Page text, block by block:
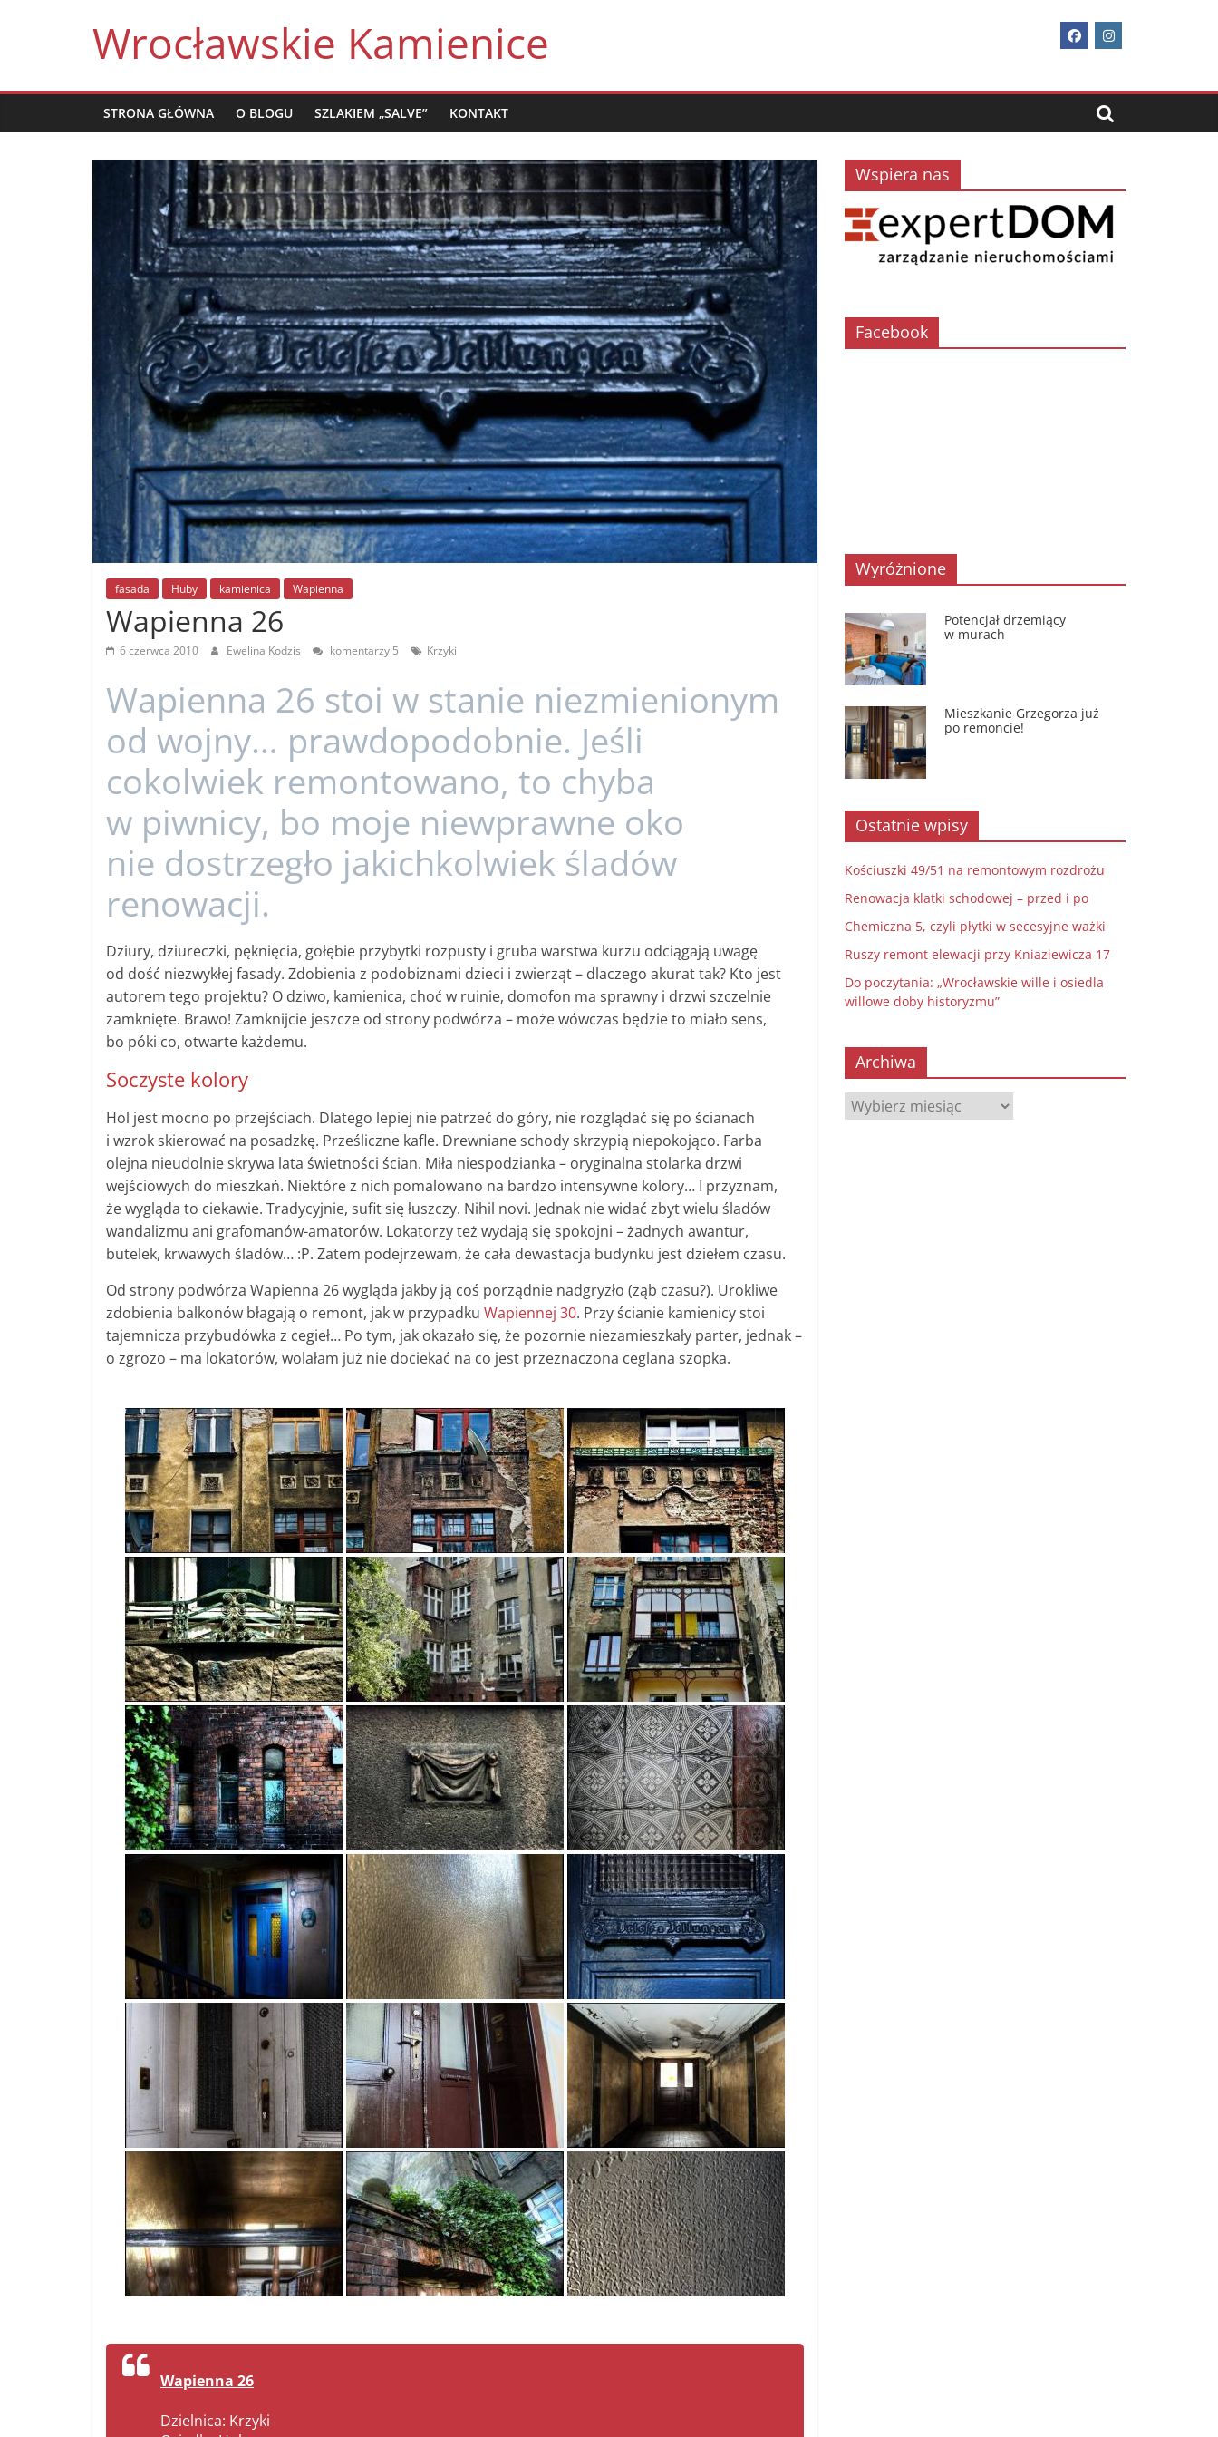
Wrocławskie Kamienice
STRONA GŁÓWNA O BLOGU SZLAKIEM „SALVE” KONTAKT
fasada Huby kamienica Wapienna
Wapienna 26
6 czerwca 2010 Ewelina Kodzis komentarzy 5 Krzyki
Wapienna 26 stoi w stanie niezmienionym
od wojny… prawdopodobnie. Jeśli
cokolwiek remontowano, to chyba
w piwnicy, bo moje niewprawne oko
nie dostrzegło jakichkolwiek śladów
renowacji.
Dziury, dziureczki, pęknięcia, gołębie przybytki rozpusty i gruba warstwa kurzu odciągają uwagę
od dość niezwykłej fasady. Zdobienia z podobiznami dzieci i zwierząt – dlaczego akurat tak? Kto jest
autorem tego projektu? O dziwo, kamienica, choć w ruinie, domofon ma sprawny i drzwi szczelnie
zamknięte. Brawo! Zamknijcie jeszcze od strony podwórza – może wówczas będzie to miało sens,
bo póki co, otwarte każdemu.
Soczyste kolory
Hol jest mocno po przejściach. Dlatego lepiej nie patrzeć do góry, nie rozglądać się po ścianach
i wzrok skierować na posadzkę. Prześliczne kafle. Drewniane schody skrzypią niepokojąco. Farba
olejna nieudolnie skrywa lata świetności ścian. Miła niespodzianka – oryginalna stolarka drzwi
wejściowych do mieszkań. Niektóre z nich pomalowano na bardzo intensywne kolory… I przyznam,
że wygląda to ciekawie. Tradycyjnie, sufit się łuszczy. Nihil novi. Jednak nie widać zbyt wielu śladów
wandalizmu ani grafomanów-amatorów. Lokatorzy też wydają się spokojni – żadnych awantur,
butelek, krwawych śladów… :P. Zatem podejrzewam, że cała dewastacja budynku jest dziełem czasu.
Od strony podwórza Wapienna 26 wygląda jakby ją coś porządnie nadgryzło (ząb czasu?). Urokliwe
zdobienia balkonów błagają o remont, jak w przypadku Wapiennej 30. Przy ścianie kamienicy stoi
tajemnicza przybudówka z cegieł… Po tym, jak okazało się, że pozornie niezamieszkały parter, jednak –
o zgrozo – ma lokatorów, wolałam już nie dociekać na co jest przeznaczona ceglana szopka.
Wapienna 26
Dzielnica: Krzyki
Wspiera nas
Facebook
Wyróżnione
Potencjał drzemiący
w murach
Mieszkanie Grzegorza już
po remoncie!
Ostatnie wpisy
Kościuszki 49/51 na remontowym rozdrożu
Renowacja klatki schodowej – przed i po
Chemiczna 5, czyli płytki w secesyjne ważki
Ruszy remont elewacji przy Kniaziewicza 17
Do poczytania: „Wrocławskie wille i osiedla
willowe doby historyzmu”
Archiwa
Archiwa